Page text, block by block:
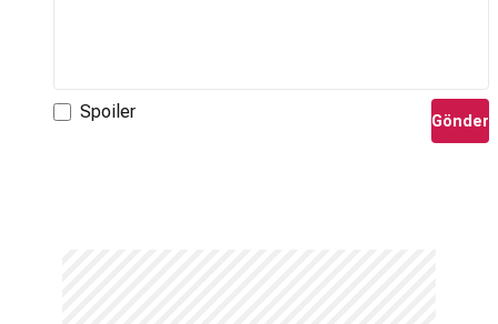
Spoiler Gönder